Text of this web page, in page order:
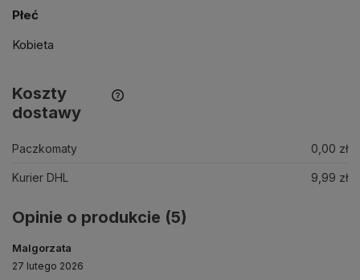
Płeć
Kobieta
Koszty
dostawy
Paczkomaty 0,00 zł
Kurier DHL 9,99 zł
Opinie o produkcie (5)
Malgorzata
27 lutego 2026